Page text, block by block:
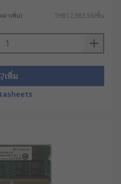
ค่าเพิ่ม) THB12,983.56/ชิ้น
เพิ่ม